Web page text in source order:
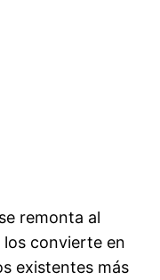
remonta al
los convierte en
existentes más